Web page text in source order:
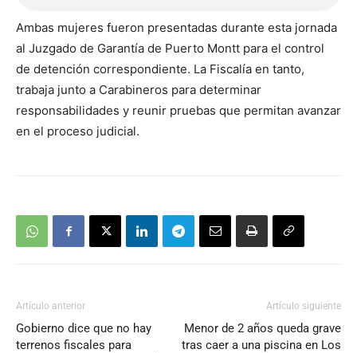
Ambas mujeres fueron presentadas durante esta jornada
al Juzgado de Garantía de Puerto Montt para el control
de detención correspondiente. La Fiscalía en tanto,
trabaja junto a Carabineros para determinar
responsabilidades y reunir pruebas que permitan avanzar
en el proceso judicial.
Artículo anterior
Gobierno dice que no hay
terrenos fiscales para
Artículo siguiente
Menor de 2 años queda grave
tras caer a una piscina en Los